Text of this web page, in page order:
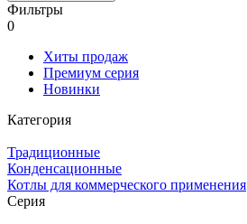
Фильтры
0
Хиты продаж
Премиум серия
Новинки
Категория
Традиционные
Конденсационные
Котлы для коммерческого применения
Серия